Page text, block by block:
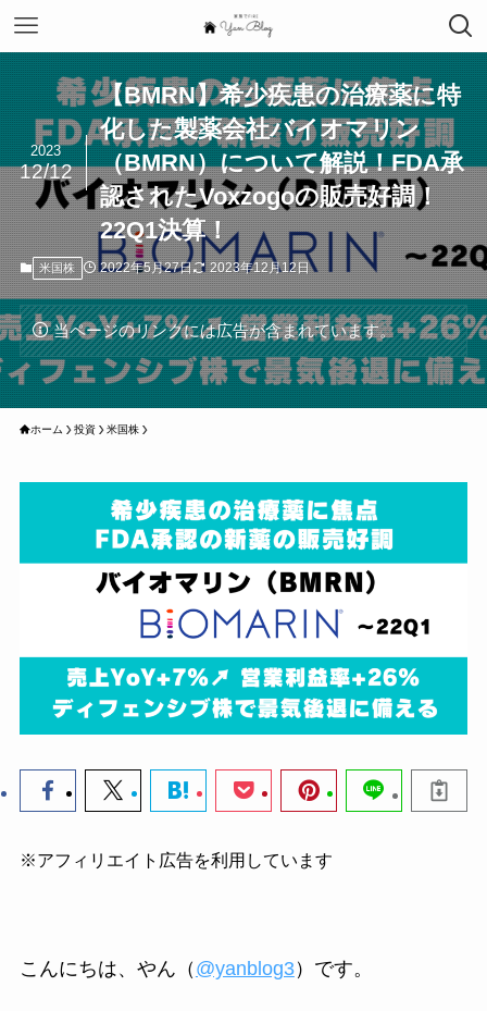
【BMRN】希少疾患の治療薬に特
化した製薬会社バイオマリン
（BMRN）について解説！FDA承
認されたVoxzogoの販売好調！
22Q1決算！
2023
12/12
米国株 2022年5月27日 2023年12月12日
当ページのリンクには広告が含まれています。
ホーム 投資 米国株
※アフィリエイト広告を利用しています
こんにちは、やん（ @yanblog3）です。